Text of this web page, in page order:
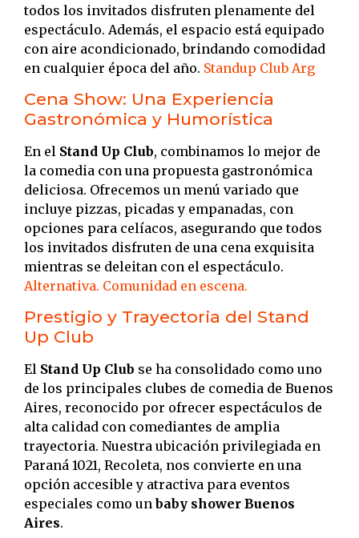
todos los invitados disfruten plenamente del
espectáculo. Además, el espacio está equipado
con aire acondicionado, brindando comodidad
en cualquier época del año. Standup Club Arg
Cena Show: Una Experiencia
Gastronómica y Humorística
En el Stand Up Club, combinamos lo mejor de
la comedia con una propuesta gastronómica
deliciosa. Ofrecemos un menú variado que
incluye pizzas, picadas y empanadas, con
opciones para celíacos, asegurando que todos
los invitados disfruten de una cena exquisita
mientras se deleitan con el espectáculo.
Alternativa. Comunidad en escena.
Prestigio y Trayectoria del Stand
Up Club
El Stand Up Club se ha consolidado como uno
de los principales clubes de comedia de Buenos
Aires, reconocido por ofrecer espectáculos de
alta calidad con comediantes de amplia
trayectoria. Nuestra ubicación privilegiada en
Paraná 1021, Recoleta, nos convierte en una
opción accesible y atractiva para eventos
especiales como unbaby shower Buenos
Aires.